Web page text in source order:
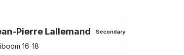
Pierre Lallemand Secondary
16-18